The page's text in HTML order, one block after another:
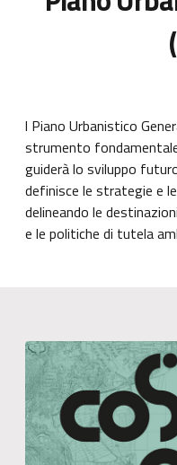
l Piano Urbanistico
strumento
guiderà lo sviluppo
definisce le strategie e
delineando le
e le politiche di tutela